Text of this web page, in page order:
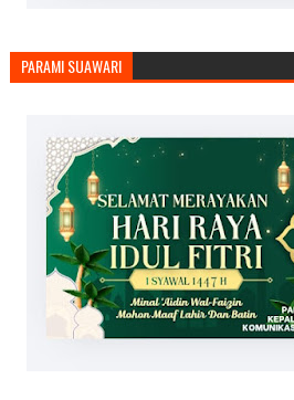
PARAMI SUAWARI